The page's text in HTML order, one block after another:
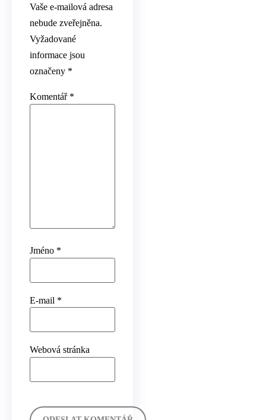
Vaše e-mailová adresa
nebude zveřejněna.
Vyžadované
informace jsou
označeny *
Komentář *
Jméno *
E-mail *
Webová stránka